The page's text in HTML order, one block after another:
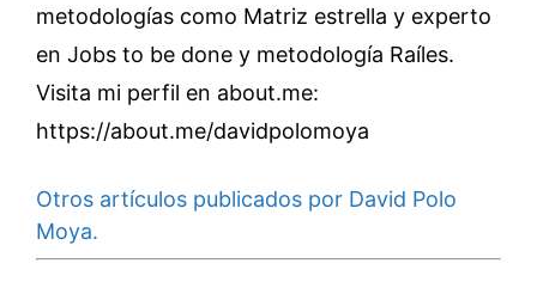
metodologías como Matriz estrella y experto
en Jobs to be done y metodología Raíles.
Visita mi perfil en about.me:
https://about.me/davidpolomoya
Otros artículos publicados por David Polo
Moya.